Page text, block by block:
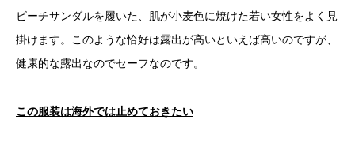
ビーチサンダルを履いた、肌が小麦色に焼けた若い女性をよく見
掛けます。このような恰好は露出が高いといえば高いのですが、
健康的な露出なのでセーフなのです。
この服装は海外では止めておきたい